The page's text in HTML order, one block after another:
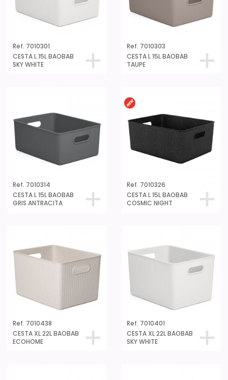
Ref. 7010301
CESTA L 15L BAOBAB
SKY WHITE
Ref. 7010303
CESTA L 15L BAOBAB
TAUPE
Ref. 7010314
CESTA L 15L BAOBAB
GRIS ANTRACITA
Ref. 7010326
CESTA L 15L BAOBAB
COSMIC NIGHT
Ref. 7010438
CESTA XL 22L BAOBAB
ECOHOME
Ref. 7010401
CESTA XL 22L BAOBAB
SKY WHITE